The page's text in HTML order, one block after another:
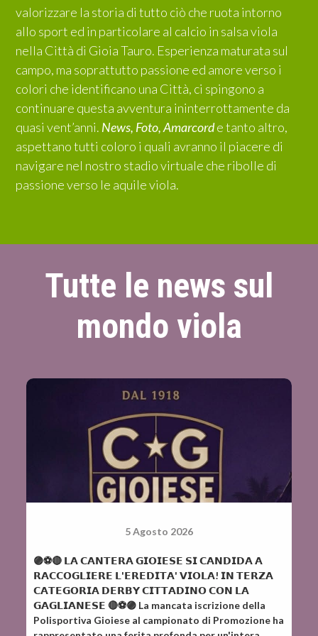
valorizzare la storia di tutto ciò che ruota intorno
allo sport ed in particolare al calcio in salsa viola
nella Città di Gioia Tauro. Esperienza maturata sul
campo, ma soprattutto passione ed amore verso i
colori che identificano una Città, ci spingono a
continuare questa avventura ininterrottamente da
quasi vent’anni. News, Foto, Amarcorde tanto altro,
aspettano tutti coloro i quali avranno il piacere di
navigare nel nostro stadio virtuale che ribolle di
passione verso le aquile viola.
Tutte le news sul
mondo viola
5 Agosto 2026
🟣⚽️🔴 𝗟𝗔 𝗖𝗔𝗡𝗧𝗘𝗥𝗔 𝗚𝗜𝗢𝗜𝗘𝗦𝗘 𝗦𝗜 𝗖𝗔𝗡𝗗𝗜𝗗𝗔 𝗔
𝗥𝗔𝗖𝗖𝗢𝗚𝗟𝗜𝗘𝗥𝗘 𝗟'𝗘𝗥𝗘𝗗𝗜𝗧𝗔' 𝗩𝗜𝗢𝗟𝗔! 𝗜𝗡 𝗧𝗘𝗥𝗭𝗔
𝗖𝗔𝗧𝗘𝗚𝗢𝗥𝗜𝗔 𝗗𝗘𝗥𝗕𝗬 𝗖𝗜𝗧𝗧𝗔𝗗𝗜𝗡𝗢 𝗖𝗢𝗡 𝗟𝗔
𝗚𝗔𝗚𝗟𝗜𝗔𝗡𝗘𝗦𝗘 🔴⚽️🟣 La mancata iscrizione della
Polisportiva Gioiese al campionato di Promozione ha